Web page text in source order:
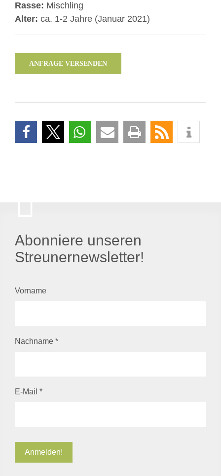
Rasse: Mischling
Alter: ca. 1-2 Jahre (Januar 2021)
ANFRAGE VERSENDEN
Abonniere unseren
Streunernewsletter!
Vorname
Nachname *
E-Mail *